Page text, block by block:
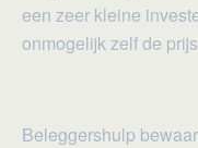
een zeer kleine
onmogelijk zelf de
Beleggershulp